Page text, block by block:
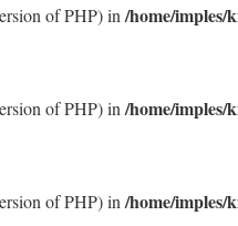
of PHP) in /home/
of PHP) in /home/
of PHP) in /home/